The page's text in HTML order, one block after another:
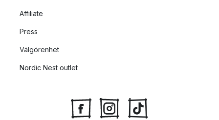
Affiliate
Press
Välgörenhet
Nordic Nest outlet